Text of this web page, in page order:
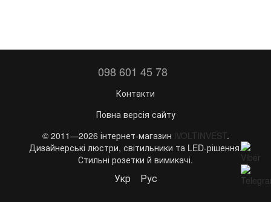
098 601 45 78
Контакти
Повна версія сайту
© 2011—2026 інтернет-магазин iVOLTINVEST.
Дизайнерські люстри, світильники та LED-рішення.
Стильні розетки й вимикачі.
Укр Рус